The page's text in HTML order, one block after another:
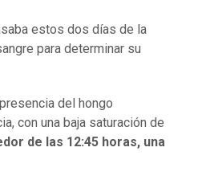
estos dos días de la
para determinar su
del hongo
con una baja saturación de
de las 12:45 horas, una